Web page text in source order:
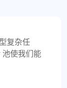
复杂任
池使我们能